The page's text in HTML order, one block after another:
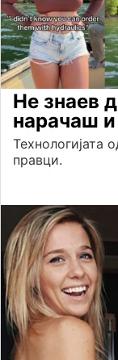
Не знаев
нарачаш
Технологијата
правци.